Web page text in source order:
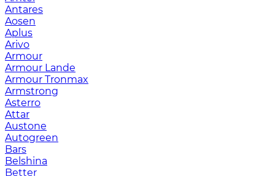
Antares
Aosen
Aplus
Arivo
Armour
Armour Lande
Armour Tronmax
Armstrong
Asterro
Attar
Austone
Autogreen
Bars
Belshina
Better